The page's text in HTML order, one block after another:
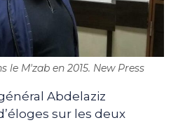
M'zab en 2015. New Press
Abdelaziz
sur les deux